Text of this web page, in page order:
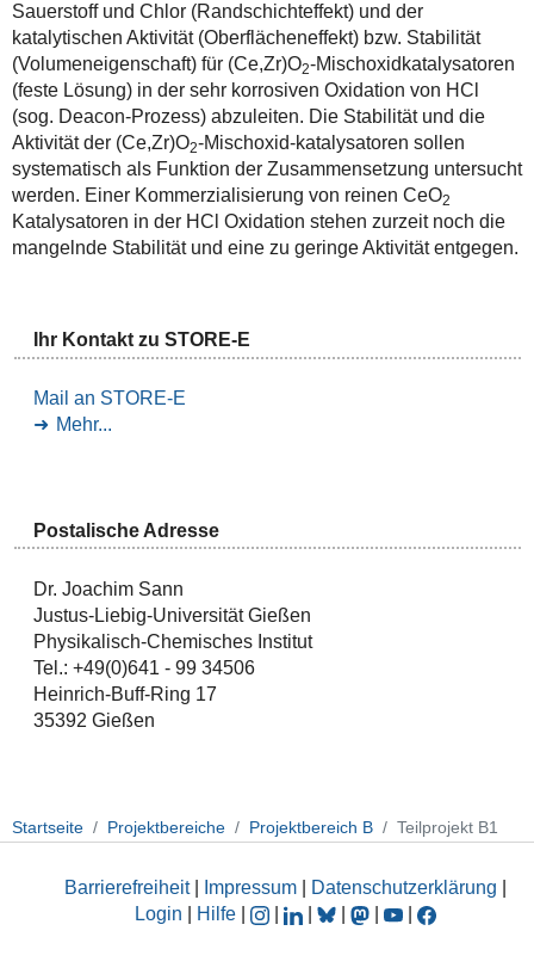
Sauerstoff und Chlor (Randschichteffekt) und der
katalytischen Aktivität (Oberflächeneffekt) bzw. Stabilität
(Volumeneigenschaft) für (Ce,Zr)O2-Mischoxidkatalysatoren
(feste Lösung) in der sehr korrosiven Oxidation von HCl
(sog. Deacon-Prozess) abzuleiten. Die Stabilität und die
Aktivität der (Ce,Zr)O2-Mischoxid-katalysatoren sollen
systematisch als Funktion der Zusammensetzung untersucht
werden. Einer Kommerzialisierung von reinen CeO2
Katalysatoren in der HCl Oxidation stehen zurzeit noch die
mangelnde Stabilität und eine zu geringe Aktivität entgegen.
Ihr Kontakt zu STORE-E
Mail an STORE-E
Mehr...
Postalische Adresse
Dr. Joachim Sann
Justus-Liebig-Universität Gießen
Physikalisch-Chemisches Institut
Tel.: +49(0)641 - 99 34506
Heinrich-Buff-Ring 17
35392 Gießen
Startseite Projektbereiche Projektbereich B Teilprojekt B1
Barrierefreiheit| Impressum Datenschutzerklärung
Login
Hilfe